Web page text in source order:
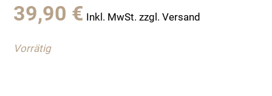
39,90 € Inkl. MwSt. zzgl. Versand
Vorrätig